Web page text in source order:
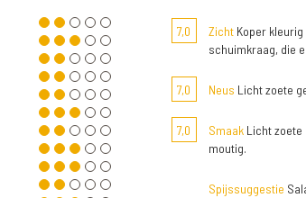
7,0 ZichtKoper kleurig
schuimkraag, die
7,0 Neus Licht zoete
7,0 SmaakLicht zoete
moutig.
Spijssuggestie